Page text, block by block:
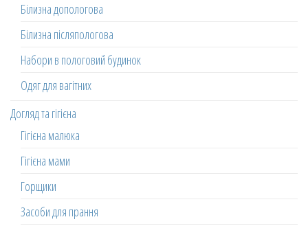
Білизна допологова
Білизна післяпологова
Набори в пологовий будинок
Одяг для вагітних
Догляд та гігієна
Гігієна малюка
Гігієна мами
Горщики
Засоби для прання